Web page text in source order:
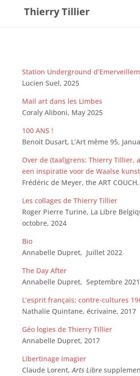
Thierry Tillier
Station Underground
Lucien Suel, 2025
Mail art dans les Limbes
Coraly Aliboni, May 2025
100 ANS !
Benoit Dusart, L’Art même 95,
Over de (taal)grens: Thierry Tillier,
een inspiratie voor de Waalse
Frédéric de Meyer, the ART
Les collages de Thierry Tillier
Roger Pierre Turine, La Libre
octobre, 2024
Bio
Annabelle Dupret, Juillet 2022
The Day After
Annabelle Dupret, Septembre 2021
L’esprit français: contre-cultures
Nathalie Quintane, écrivaine, 2017
Géo logies de Thierry Tillier
Annabelle Dupret, 2017
Libertinage imagier
Claude Lorent,Arts Libre